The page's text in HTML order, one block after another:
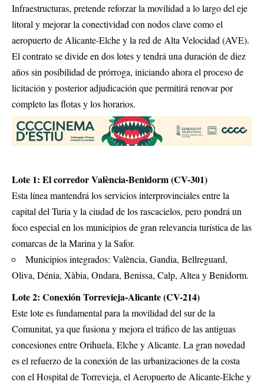
Infraestructuras, pretende reforzar la movilidad a lo largo del eje
litoral y mejorar la conectividad con nodos clave como el
aeropuerto de Alicante-Elche y la red de Alta Velocidad (AVE).
El contrato se divide en dos lotes y tendrá una duración de diez
años sin posibilidad de prórroga, iniciando ahora el proceso de
licitación y posterior adjudicación que permitirá renovar por
completo las flotas y los horarios.
Lote 1: El corredor València-Benidorm (CV-301)
Esta línea mantendrá los servicios interprovinciales entre la
capital del Turia y la ciudad de los rascacielos, pero pondrá un
foco especial en los municipios de gran relevancia turística de las
comarcas de la Marina y la Safor.
Municipios integrados: València, Gandia, Bellreguard,
Oliva, Dénia, Xàbia, Ondara, Benissa, Calp, Altea y Benidorm.
Lote 2: Conexión Torrevieja-Alicante (CV-214)
Este lote es fundamental para la movilidad del sur de la
Comunitat, ya que fusiona y mejora el tráfico de las antiguas
concesiones entre Orihuela, Elche y Alicante. La gran novedad
es el refuerzo de la conexión de las urbanizaciones de la costa
con el Hospital de Torrevieja, el Aeropuerto de Alicante-Elche y